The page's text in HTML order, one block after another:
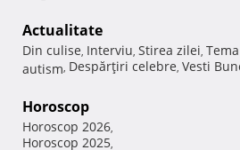
Actualitate
Din culise, Interviu, Stirea zilei,
autism, Despărţiri celebre, Vesti
Horoscop
Horoscop 2026,
Horoscop 2025,